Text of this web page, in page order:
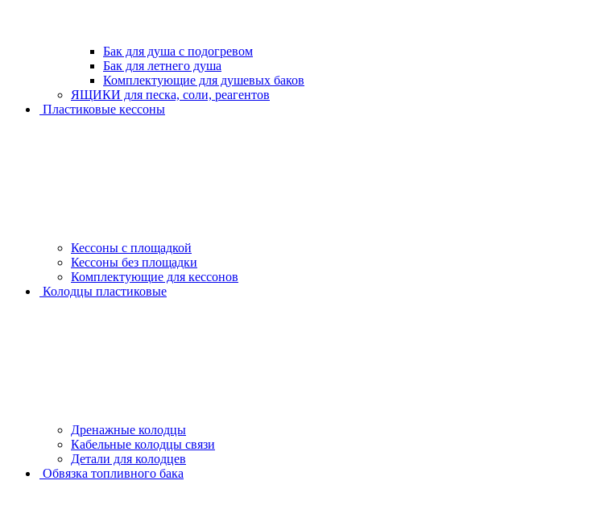
Бак для душа с подогревом
Бак для летнего душа
Комплектующие для душевых баков
ЯЩИКИ для песка, соли, реагентов
Пластиковые кессоны
Кессоны с площадкой
Кессоны без площадки
Комплектующие для кессонов
Колодцы пластиковые
Дренажные колодцы
Кабельные колодцы связи
Детали для колодцев
Обвязка топливного бака